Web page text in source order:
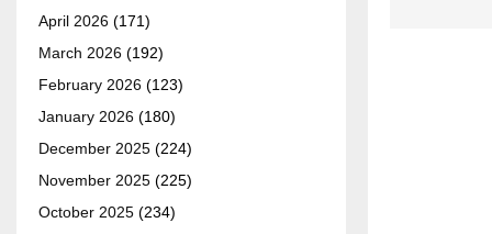
April 2026 (171)
March 2026 (192)
February 2026 (123)
January 2026 (180)
December 2025 (224)
November 2025 (225)
October 2025 (234)